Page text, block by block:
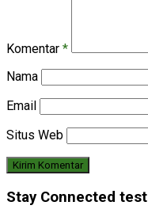
Komentar *
Nama
Email
Situs Web
Stay Connected test